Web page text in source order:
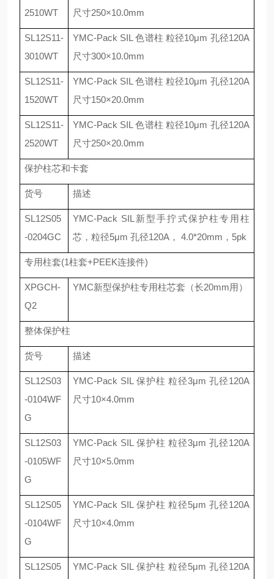
2510WT
尺寸250×10.0mm
SL12S11-
3010WT
YMC-Pack SIL色谱柱 粒径10μm 孔径120A
尺寸300×10.0mm
SL12S11-
1520WT
YMC-Pack SIL色谱柱 粒径10μm 孔径120A
尺寸150×20.0mm
SL12S11-
2520WT
YMC-Pack SIL色谱柱 粒径10μm 孔径120A
尺寸250×20.0mm
保护柱芯和卡套
货号 描述
SL12S05
-0204GC
YMC-Pack SIL 新型手拧式保护柱专用柱
芯，粒径5μm 孔径120A ， 4.0*20mm ， 5pk
专用柱套(1柱套+PEEK连接件)
XPGCH-
Q2
YMC新型保护柱专用柱芯套（长20mm用）
整体保护柱
货号 描述
SL12S03
-0104WF
G
YMC-Pack SIL 保护柱 粒径3μm孔径120A
尺寸10×4.0mm
SL12S03
-0105WF
G
YMC-Pack SIL 保护柱 粒径3μm孔径120A
尺寸10×5.0mm
SL12S05
-0104WF
G
YMC-Pack SIL 保护柱 粒径5μm孔径120A
尺寸10×4.0mm
SL12S05
YMC-Pack SIL 保护柱 粒径5μm孔径120A